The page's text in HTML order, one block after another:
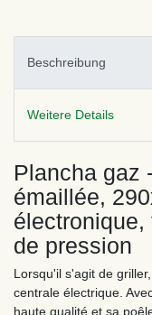
Beschreibung
Weitere Details
Plancha gaz
émaillée,
de pression
Lorsqu'il s'agit de
centrale électrique.
haute qualité et sa